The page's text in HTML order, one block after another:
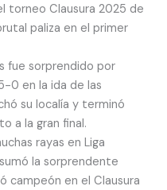
torneo Clausura 2025 de
paliza en el primer
fue sorprendido por
0 en la ida de las
su localía y terminó
a la gran final.
rayas en Liga
la sorprendente
campeón en el Clausura